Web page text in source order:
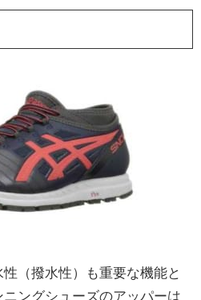
（撥水性）も重要な機能と
ングシューズのアッパーは